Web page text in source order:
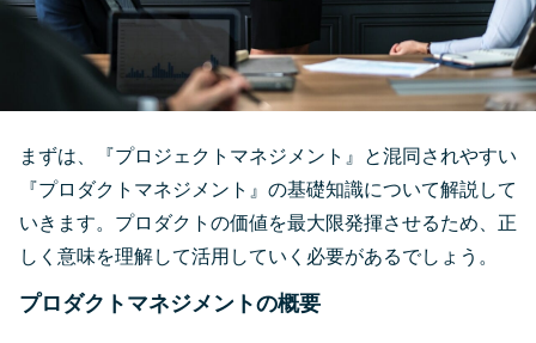
まずは、『プロジェクトマネジメント』と混同されやすい
『プロダクトマネジメント』の基礎知識について解説して
いきます。プロダクトの価値を最大限発揮させるため、正
しく意味を理解して活用していく必要があるでしょう。
プロダクトマネジメントの概要